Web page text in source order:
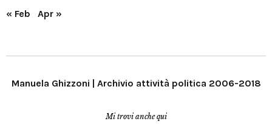
« Feb Apr »
Manuela Ghizzoni | Archivio attività politica 2006-2018
Mi trovi anche qui